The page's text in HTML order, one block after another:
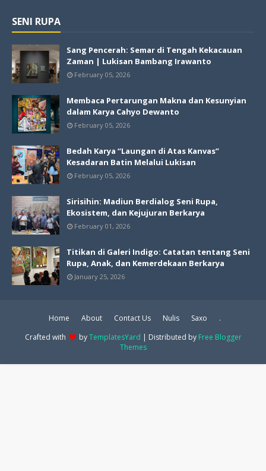
SENI RUPA
Sang Pencerah: Semar di Tengah Kekacauan
Zaman | Lukisan Bambang Irawanto
February 05, 2026
Membaca Pertarungan Makna dan Kesunyian
dalam Karya Cahyo Dewanto
February 05, 2026
Bedah Karya “Laungan di Atas Kanvas”
Kesadaran Batin Melalui Lukisan
February 05, 2026
Sirisihin: Madiun Berdialog Seni Rupa,
Ekosistem, dan Kejujuran Berkarya
February 01, 2026
Titikan di Galeri Indigo: Catatan tentang Seni
Rupa, Anak, dan Kemerdekaan Berkarya
January 25, 2026
Home About Contact Us Nulis Saxo
.
Crafted with
byTemplatesYard | Distributed by Free Blogger
Themes